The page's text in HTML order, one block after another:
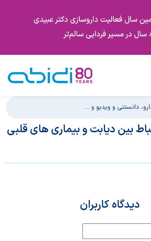
بین دیابت و بیماری های قلبی
دیدگاه کاربران